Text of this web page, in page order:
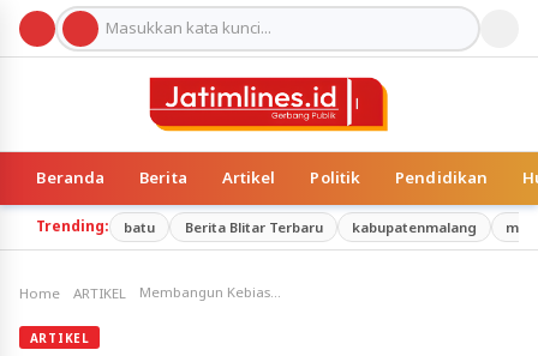
Beranda Berita Artikel Politik Pendidikan
Trending: batu Berita Blitar Terbaru kabupatenmalang
Home ARTIKEL
ARTIKEL